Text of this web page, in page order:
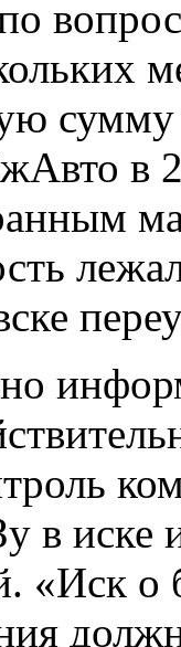
в
в иске
«Иск о